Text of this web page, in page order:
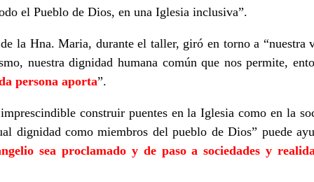
el Pueblo de Dios, en una Iglesia inclusiva”.
la Hna. Maria, durante el taller, giró en torno a “nuestra
nuestra dignidad humana común que nos permite,
persona aporta”.
construir puentes en la Iglesia como en la
dignidad como miembros del pueblo de Dios” puede
sea proclamado y de paso a sociedades y